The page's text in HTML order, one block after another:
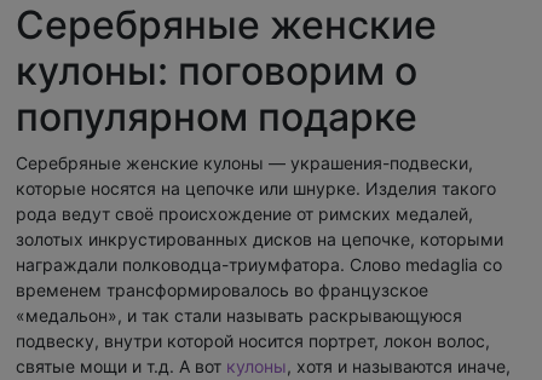
Серебряные женские
кулоны: поговорим о
популярном подарке
Серебряные женские кулоны — украшения-подвески,
которые носятся на цепочке или шнурке. Изделия такого
рода ведут своё происхождение от римских медалей,
золотых инкрустированных дисков на цепочке, которыми
награждали полководца-триумфатора. Слово medaglia со
временем трансформировалось во французское
«медальон», и так стали называть раскрывающуюся
подвеску, внутри которой носится портрет, локон волос,
святые мощи и т.д. А вот кулоны, хотя и называются иначе,